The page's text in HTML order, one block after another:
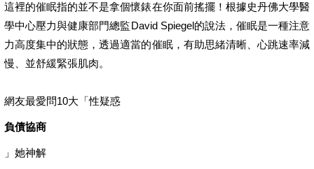
這裡的催眠指的並不是拿個懷錶在你面前搖擺！根據史丹佛大學醫
學中心壓力與健康部門總監David Spiegel的說法，催眠是一種注意
力高度集中的狀態，透過適當的催眠，有助思緒清晰、心跳速率減
慢、並舒緩緊張肌肉。
網友最愛問10大「性疑惑
負債協商
」她神解